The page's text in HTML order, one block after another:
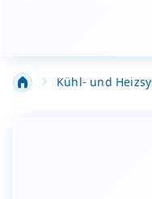
Kühl- und